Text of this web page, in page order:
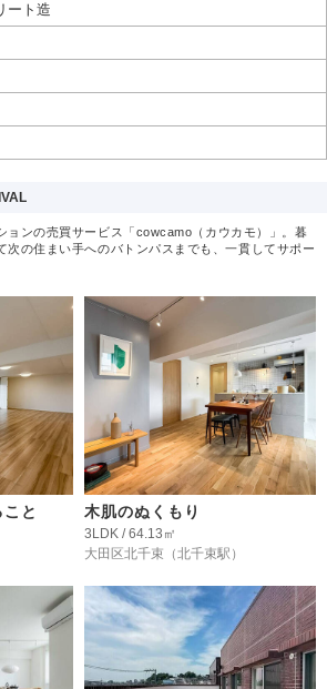
ート造
ョンの売買サービス「cowcamo（カウカモ）」。暮
次の住まい手へのバトンパスまでも、一貫してサポー
と 木肌のぬくもり
3LDK / 64.13㎡
大田区北千束 （北千束駅）